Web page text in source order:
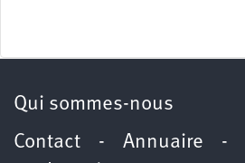
Qui sommes-nous
Contact - Annuaire -